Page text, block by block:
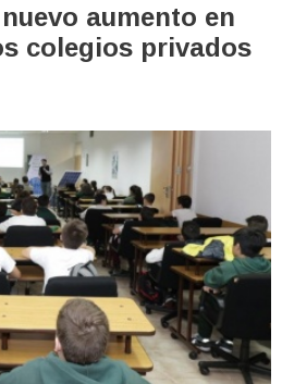
aumento en
colegios privados